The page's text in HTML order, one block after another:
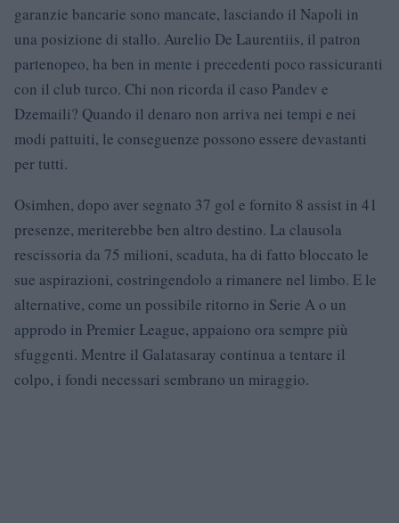
garanzie bancarie sono mancate, lasciando il Napoli in
una posizione di stallo. Aurelio De Laurentiis, il patron
partenopeo, ha ben in mente i precedenti poco rassicuranti
con il club turco. Chi non ricorda il caso Pandev e
Dzemaili? Quando il denaro non arriva nei tempi e nei
modi pattuiti, le conseguenze possono essere devastanti
per tutti.
Osimhen, dopo aver segnato 37 gol e fornito 8 assist in 41
presenze, meriterebbe ben altro destino. La clausola
rescissoria da 75 milioni, scaduta, ha di fatto bloccato le
sue aspirazioni, costringendolo a rimanere nel limbo. E le
alternative, come un possibile ritorno in Serie A o un
approdo in Premier League, appaiono ora sempre più
sfuggenti. Mentre il Galatasaray continua a tentare il
colpo, i fondi necessari sembrano un miraggio.